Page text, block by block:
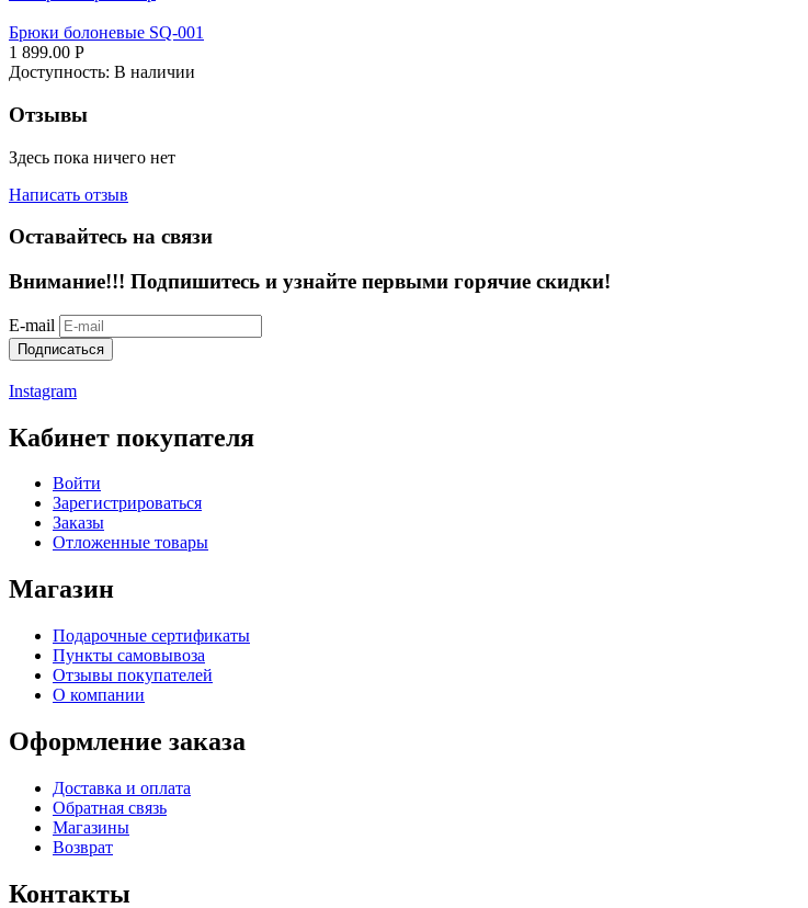
Брюки болоневые SQ-001
1 899.00 Р
Доступность: В наличии
Отзывы
Здесь пока ничего нет
Написать отзыв
Оставайтесь на связи
Внимание!!! Подпишитесь и узнайте первыми горячие скидки!
E-mail
Подписаться
Instagram
Кабинет покупателя
Войти
Зарегистрироваться
Заказы
Отложенные товары
Магазин
Подарочные сертификаты
Пункты самовывоза
Отзывы покупателей
О компании
Оформление заказа
Доставка и оплата
Обратная связь
Магазины
Возврат
Контакты